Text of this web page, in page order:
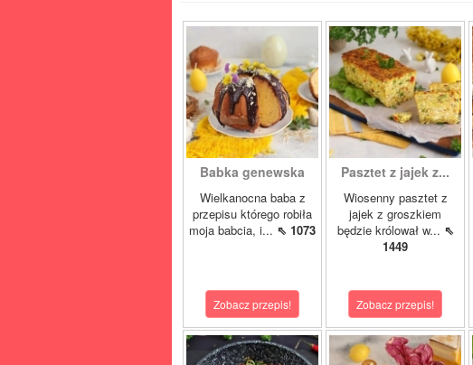
Babka genewska
Wielkanocna baba z
przepisu którego robiła
moja babcia, i... ⇖ 1073
Zobacz przepis!
Pasztet z jajek z...
Wiosenny pasztet z
jajek z groszkiem
będzie królował w... ⇖
1449
Zobacz przepis!